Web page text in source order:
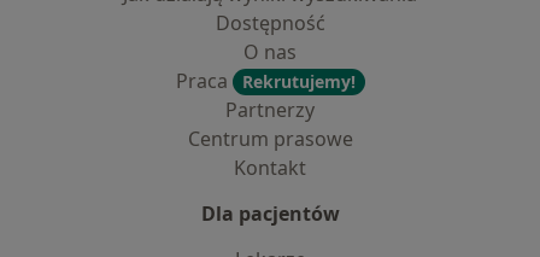
Dostępność
O nas
Praca
Rekrutujemy!
Partnerzy
Centrum prasowe
Kontakt
Dla pacjentów